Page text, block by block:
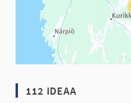
112 IDEAA